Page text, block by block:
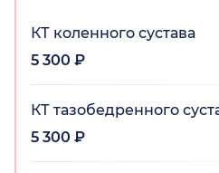
КТ коленного сустава
5 300 ₽
КТ тазобедренного
5 300 ₽